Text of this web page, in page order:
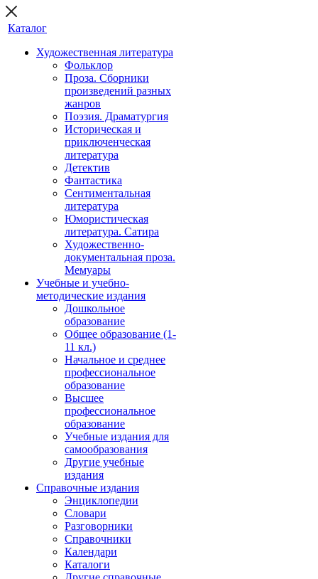
Каталог
Художественная литература
Фольклор
Проза. Сборники
произведений разных
жанров
Поэзия. Драматургия
Историческая и
приключенческая
литература
Детектив
Фантастика
Сентиментальная
литература
Юмористическая
литература. Сатира
Художественно-
документальная проза.
Мемуары
Учебные и учебно-
методические издания
Дошкольное
образование
Общее образование (1-
11 кл.)
Начальное и среднее
профессиональное
образование
Высшее
профессиональное
образование
Учебные издания для
самообразования
Другие учебные
издания
Справочные издания
Энциклопедии
Словари
Разговорники
Справочники
Календари
Каталоги